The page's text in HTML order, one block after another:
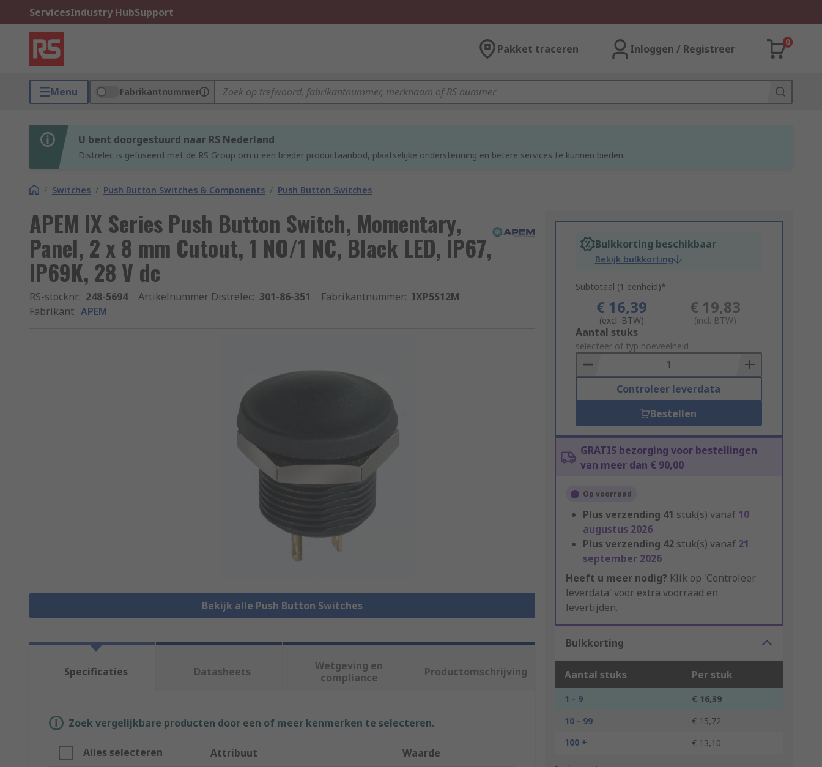
ServicesIndustry HubSupport
Pakket traceren Inloggen / Registreer
0
Menu Fabrikantnummer
U bent doorgestuurd naar RS Nederland
Distrelec is gefuseerd met de RS Group om u een breder productaanbod, plaatselijke ondersteuning en betere services te kunnen bieden.
/ Switches / Push Button Switches & Components / Push Button Switches
APEM IX Series Push Button Switch, Momentary,
Panel, 2 x 8 mm Cutout, 1 NO/1 NC, Black LED, IP67,
IP69K, 28 V dc
RS-stocknr.: 248-5694 Artikelnummer Distrelec: 301-86-351 Fabrikantnummer: IXP5S12M
Fabrikant: APEM
Bekijk alle Push Button Switches
Bulkkorting beschikbaar
Bekijk bulkkorting
Subtotaal (1 eenheid)*
€ 16,39
(excl. BTW)
€ 19,83
(incl. BTW)
Add
to
Basket
Aantal stuks
selecteer of typ hoeveelheid
Controleer leverdata
Bestellen
GRATIS bezorging voor bestellingen
van meer dan € 90,00
Op voorraad
Plus verzending 41 stuk(s) vanaf 10
augustus 2026
Plus verzending 42 stuk(s) vanaf 21
september 2026
Heeft u meer nodig? Klik op 'Controleer
leverdata' voor extra voorraad en
levertijden.
Bulkkorting
Aantal stuks Per stuk
1 - 9
€ 16,39
10 - 99
€ 15,72
100 +
€ 13,10
Specificaties Datasheets
Wetgeving en
compliance
Productomschrijving
Zoek vergelijkbare producten door een of meer kenmerken te selecteren.
Alles selecteren Attribuut Waarde